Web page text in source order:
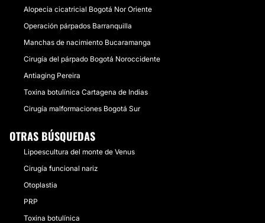
Alopecia cicatricial Bogotá Nor Oriente
Operación párpados Barranquilla
Manchas de nacimiento Bucaramanga
Cirugía del párpado Bogotá Noroccidente
Antiaging Pereira
Toxina botulínica Cartagena de Indias
Cirugía malformaciones Bogotá Sur
OTRAS BÚSQUEDAS
Lipoescultura del monte de Venus
Cirugía funcional nariz
Otoplastia
PRP
Toxina botulínica